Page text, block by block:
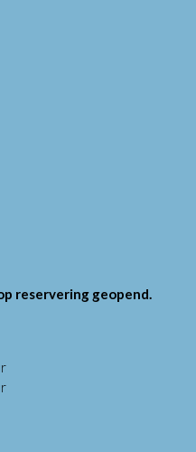
reservering geopend.